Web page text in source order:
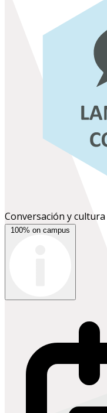
Conversación y cultura
100% on campus